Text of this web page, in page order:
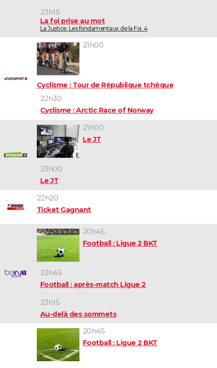
23h15
La foi prise au mot
La Justice. Les fondamentaux de la Foi. 4
21h00
Cyclisme : Tour de République tchèque
22h30
Cyclisme : Arctic Race of Norway
21h00
Le JT
23h00
Le JT
22h20
Ticket Gagnant
20h45
Football : Ligue 2 BKT
22h45
Football : après-match Ligue 2
23h15
Au-delà des sommets
20h45
Football : Ligue 2 BKT